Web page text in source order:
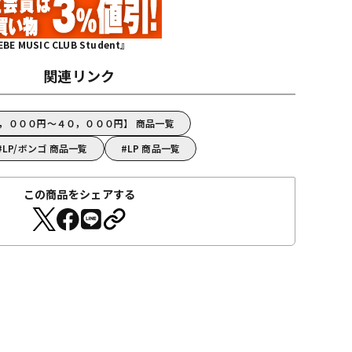
MUSIC CLUB Student』
関連リンク
０００円～４０，０００円】 商品一覧
LP/ボンゴ 商品一覧
LP 商品一覧
この商品をシェアする